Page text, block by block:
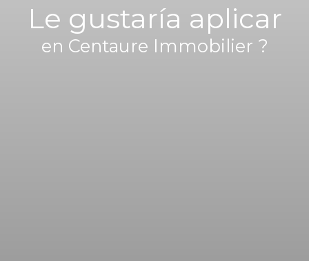
Le gustaría aplicar
en Centaure Immobilier ?